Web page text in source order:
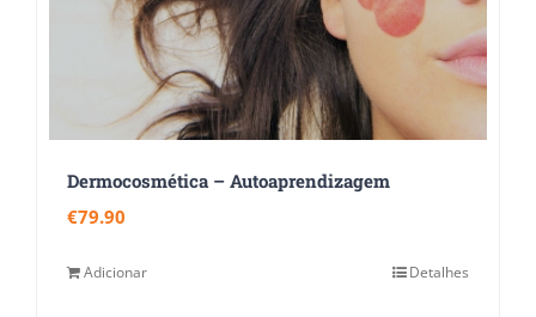
Dermocosmética – Autoaprendizagem
€79.90
Adicionar Detalhes